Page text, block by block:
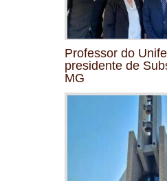
Professor do
presidente de
MG